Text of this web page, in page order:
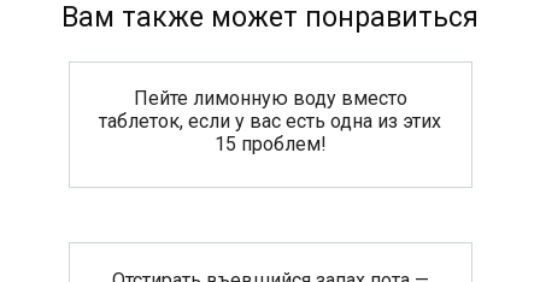
Вам также может понравиться
Пейте лимонную воду вместо
таблеток, если у вас есть одна из этих
15 проблем!